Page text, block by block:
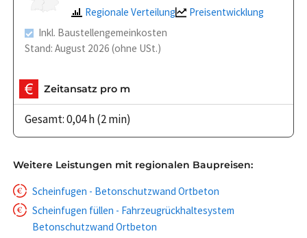
Regionale Verteilung
Preisentwicklung
Inkl. Baustellengemeinkosten
Stand: August 2026 (ohne USt.)
Zeitansatz pro m
Gesamt: 0,04 h (2 min)
Weitere Leistungen mit regionalen Baupreisen:
Scheinfugen - Betonschutzwand Ortbeton
Scheinfugen füllen - Fahrzeugrückhaltesystem
Betonschutzwand Ortbeton